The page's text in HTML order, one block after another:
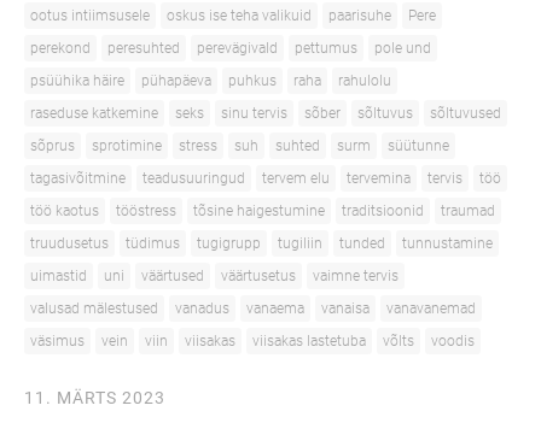
ootus intiimsusele
oskus ise teha valikuid paarisuhe
Pere
perekond
peresuhted perevägivald pettumus
pole und
psüühika häire
pühapäeva puhkus raha
rahulolu
raseduse katkemine
seks sinu tervis sõber sõltuvus
sõltuvused
sõprus
sprotimine stress suh suhted surm
süütunne
tagasivõitmine
teadusuuringud tervem elu tervemina tervis
töö
töö kaotus
tööstress tõsine haigestumine traditsioonid
traumad
truudusetus
tüdimus tugigrupp tugiliin tunded
tunnustamine
uimastid
uni väärtused väärtusetus
vaimne tervis
valusad mälestused
vanadus vanaema vanaisa
vanavanemad
väsimus
vein viin viisakas viisakas lastetuba võlts voodis
11. MÄRTS 2023